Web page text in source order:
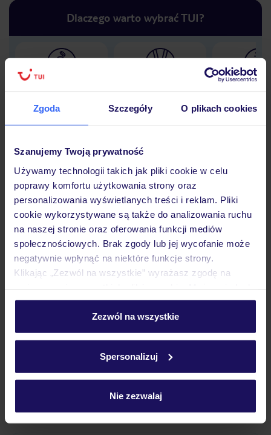
Zgoda Szczegóły O plikach cookies
Szanujemy Twoją prywatność
Używamy technologii takich jak pliki cookie w celu
poprawy komfortu użytkowania strony oraz
personalizowania wyświetlanych treści i reklam. Pliki
cookie wykorzystywane są także do analizowania ruchu
na naszej stronie oraz oferowania funkcji mediów
społecznościowych. Brak zgody lub jej wycofanie może
negatywnie wpłynąć na niektóre funkcje strony.
Klikając „Zezwól na wszystkie” wyrażasz zgodę na
personalizować swój wybór wchodząc w zakładkę
Szczegółowe informacje o plikach cookie znajdziesz
Zezwól na wszystkie
Spersonalizuj
Nie zezwalaj
Dlaczego warto wybrać TUI?
Lider niskich cen
podróży w Polsce
30 lat w
Hotel
Opinie
Pokoje
Ważne informacje